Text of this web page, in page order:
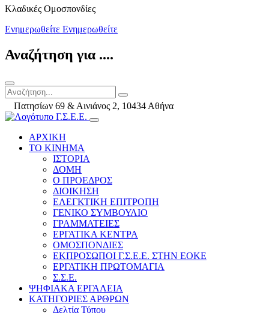
Kλαδικές Ομοσπονδίες
Ενημερωθείτε Ενημερωθείτε
Αναζήτηση για ....
Πατησίων 69 & Αινιάνος 2, 10434 Αθήνα
ΑΡΧΙΚΗ
ΤΟ ΚΙΝΗΜΑ
ΙΣΤΟΡΙΑ
ΔΟΜΗ
Ο ΠΡΟΕΔΡΟΣ
ΔΙΟΙΚΗΣΗ
ΕΛΕΓΚΤΙΚΗ ΕΠΙΤΡΟΠΗ
ΓΕΝΙΚΟ ΣΥΜΒΟΥΛΙΟ
ΓΡΑΜΜΑΤΕΙΕΣ
ΕΡΓΑΤΙΚΑ ΚΕΝΤΡΑ
ΟΜΟΣΠΟΝΔΙΕΣ
ΕΚΠΡΟΣΩΠΟΙ Γ.Σ.Ε.Ε. ΣΤΗΝ ΕΟΚΕ
ΕΡΓΑΤΙΚΗ ΠΡΩΤΟΜΑΓΙΑ
Σ.Σ.Ε.
ΨΗΦΙΑΚΑ ΕΡΓΑΛΕΙΑ
ΚΑΤΗΓΟΡΙΕΣ ΑΡΘΡΩΝ
Δελτία Τύπου